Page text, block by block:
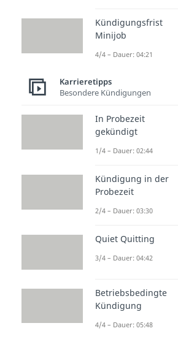
Kündigungsfrist
Minijob
4/4 – Dauer: 04:21
Karrieretipps
Besondere Kündigungen
In Probezeit
gekündigt
1/4 – Dauer: 02:44
Kündigung in der
Probezeit
2/4 – Dauer: 03:30
Quiet Quitting
3/4 – Dauer: 04:42
Betriebsbedingte
Kündigung
4/4 – Dauer: 05:48